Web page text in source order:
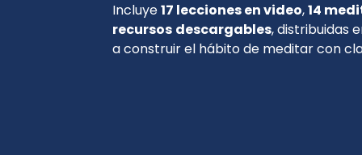
Incluye17 lecciones en video,14
recursos descargables, distribuidas
a construir el hábito de meditar con